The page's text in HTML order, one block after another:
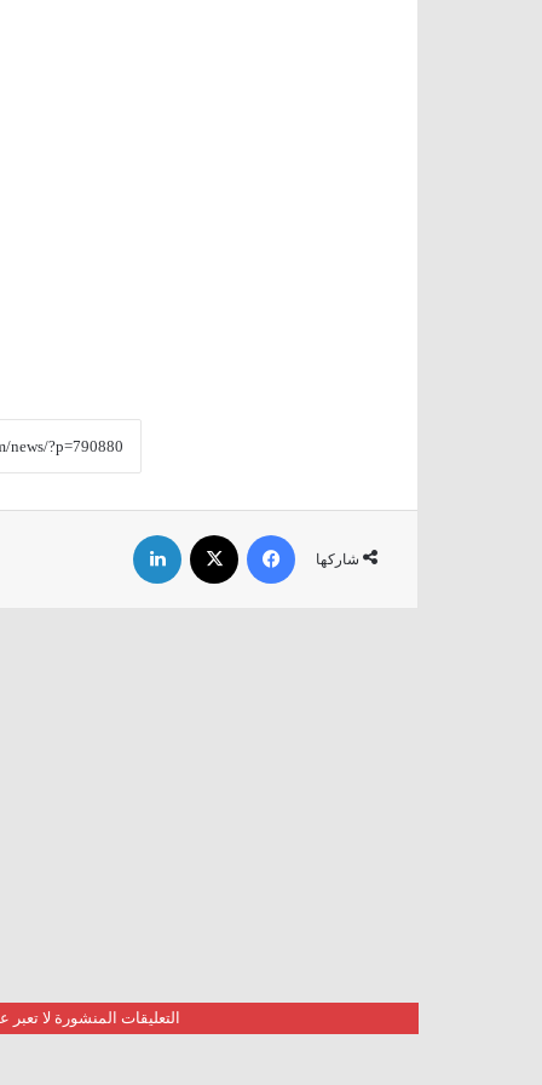
شاركها
فيسبوك
التعليقات المنشورة لا